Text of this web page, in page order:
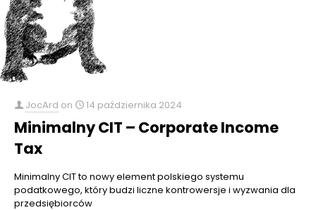
JocArd on 14 października 2024
Minimalny CIT – Corporate Income
Tax
Minimalny CIT to nowy element polskiego systemu
podatkowego, który budzi liczne kontrowersje i wyzwania dla
przedsiębiorców